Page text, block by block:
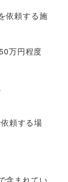
依頼する施
万円程度
頼する場